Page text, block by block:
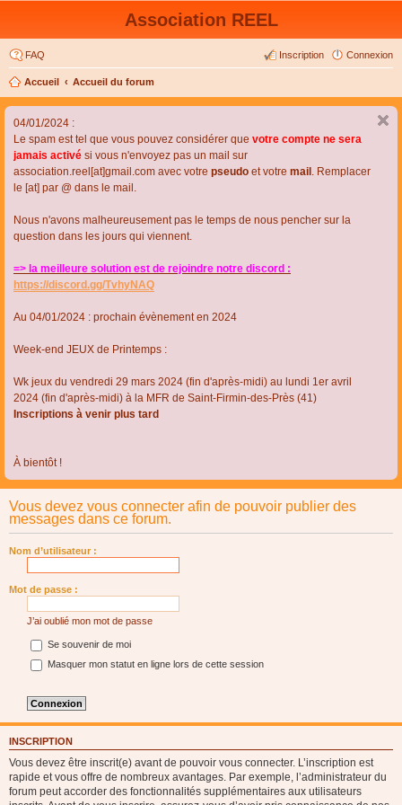
Association REEL
FAQ Connexion
Inscription
Accueil Accueil du forum
04/01/2024 :
Le spam est tel que vous pouvez considérer que votre compte ne sera
jamais activé si vous n'envoyez pas un mail sur
association.reel[at]gmail.com avec votre pseudo et votre mail . Remplacer
le [at] par @ dans le mail.
Nous n'avons malheureusement pas le temps de nous pencher sur la
question dans les jours qui viennent.
=> la meilleure solution est de rejoindre notre discord :
https://discord.gg/TvhyNAQ
Au 04/01/2024 : prochain évènement en 2024
Week-end JEUX de Printemps :
Wk jeux du vendredi 29 mars 2024 (fin d'après-midi) au lundi 1er avril
2024 (fin d'après-midi) à la MFR de Saint-Firmin-des-Près (41)
Inscriptions à venir plus tard
À bientôt !
Vous devez vous connecter afin de pouvoir publier des
messages dans ce forum.
Nom d’utilisateur :
Mot de passe :
J’ai oublié mon mot de passe
Se souvenir de moi
Masquer mon statut en ligne lors de cette session
INSCRIPTION
Vous devez être inscrit(e) avant de pouvoir vous connecter. L’inscription est
rapide et vous offre de nombreux avantages. Par exemple, l’administrateur du
forum peut accorder des fonctionnalités supplémentaires aux utilisateurs